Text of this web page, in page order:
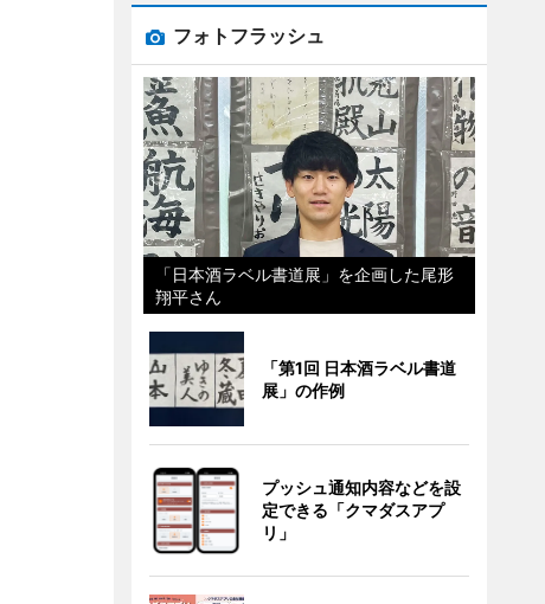
フォトフラッシュ
「日本酒ラベル書道展」を企画した尾形
翔平さん
「第1回 日本酒ラベル書道
展」の作例
プッシュ通知内容などを設
定できる「クマダスアプ
リ」